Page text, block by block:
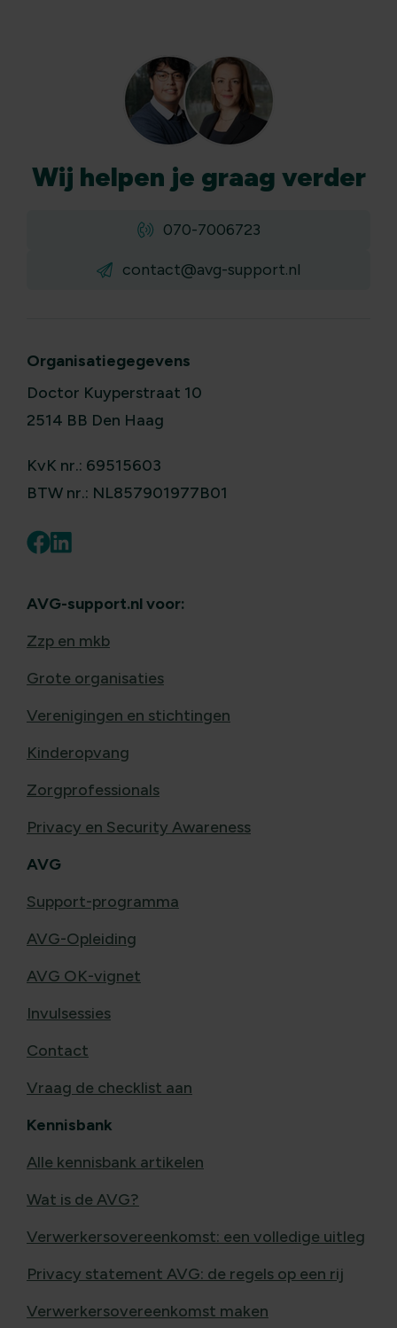
Wij helpen je graag verder
070-7006723
contact@avg-support.nl
Organisatiegegevens
Doctor Kuyperstraat 10
2514 BB Den Haag
KvK nr.: 69515603
BTW nr.: NL857901977B01
AVG-support.nl voor:
Zzp en mkb
Grote organisaties
Verenigingen en stichtingen
Kinderopvang
Zorgprofessionals
Privacy en Security Awareness
AVG
Support-programma
AVG-Opleiding
AVG OK-vignet
Invulsessies
Contact
Vraag de checklist aan
Kennisbank
Alle kennisbank artikelen
Wat is de AVG?
Verwerkersovereenkomst: een volledige uitleg
Privacy statement AVG: de regels op een rij
Verwerkersovereenkomst maken